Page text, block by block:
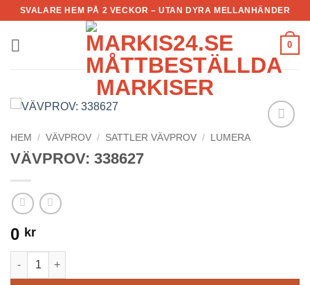
Skip
content
SVALARE HEM PÅ 2 VECKOR – UTAN DYRA MELLANHÄNDER
0
HEM / VÄVPROV / SATTLER VÄVPROV / LUMERA
VÄVPROV: 338627
0 kr
VÄVPROV: 338627 mängd